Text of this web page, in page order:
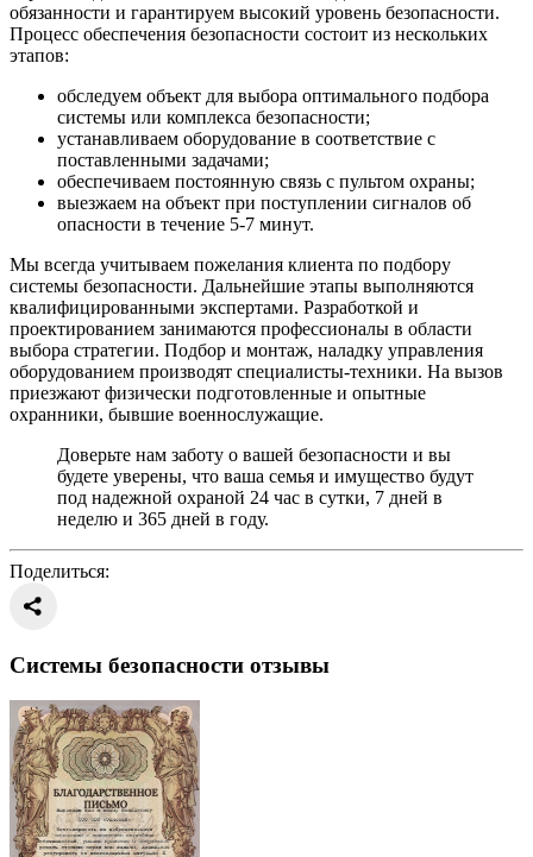
обязанности и гарантируем высокий уровень безопасности.
Процесс обеспечения безопасности состоит из нескольких
этапов:
обследуем объект для выбора оптимального подбора
системы или комплекса безопасности;
устанавливаем оборудование в соответствие с
поставленными задачами;
обеспечиваем постоянную связь с пультом охраны;
выезжаем на объект при поступлении сигналов об
опасности в течение 5-7 минут.
Мы всегда учитываем пожелания клиента по подбору
системы безопасности. Дальнейшие этапы выполняются
квалифицированными экспертами. Разработкой и
проектированием занимаются профессионалы в области
выбора стратегии. Подбор и монтаж, наладку управления
оборудованием производят специалисты-техники. На вызов
приезжают физически подготовленные и опытные
охранники, бывшие военнослужащие.
Доверьте нам заботу о вашей безопасности и вы
будете уверены, что ваша семья и имущество будут
под надежной охраной 24 час в сутки, 7 дней в
неделю и 365 дней в году.
Поделиться:
Системы безопасности отзывы